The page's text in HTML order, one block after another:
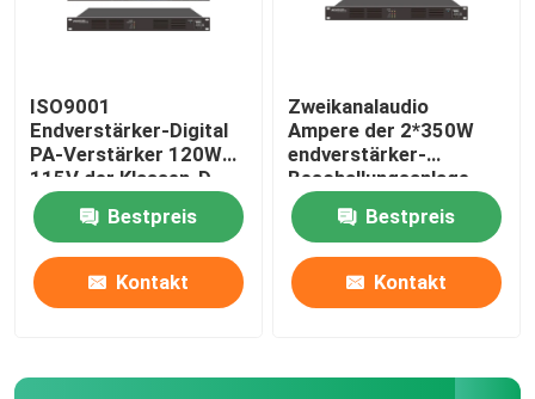
ISO9001
Endverstärker-Digital
PA-Verstärker 120W
115V der Klassen-D
Bestpreis
Kontakt
Zweikanalaudio
Ampere der 2*350W
endverstärker-
Beschallungsanlage-
230V 115V Digital
Bestpreis
Kontakt